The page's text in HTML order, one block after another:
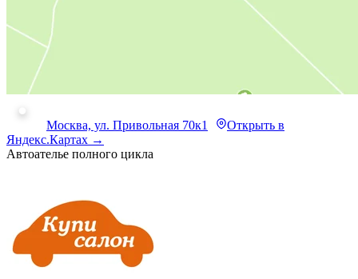
Москва, ул. Привольная 70к1
Открыть в
Яндекс.Картах →
Автоателье полного цикла